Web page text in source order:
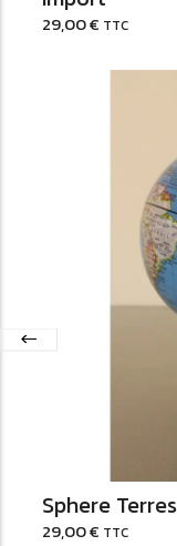
29,00€ TTC
Sphere
29,00€ TTC